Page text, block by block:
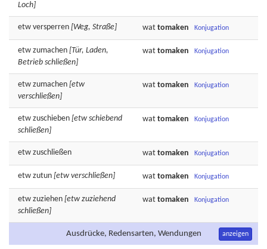
Loch]
etw versperren [Weg, Straße] wat tomaken Konjugation
etw zumachen [Tür, Laden,
Betrieb schließen]
wat tomaken Konjugation
etw zumachen [etw
verschließen]
wat tomaken Konjugation
etw zuschieben [etw schiebend
schließen]
wat tomaken Konjugation
etw zuschließen wat tomaken Konjugation
etw zutun [etw verschließen] wat tomaken Konjugation
etw zuziehen [etw zuziehend
schließen]
wat tomaken Konjugation
Ausdrücke, Redensarten, Wendungen anzeigen